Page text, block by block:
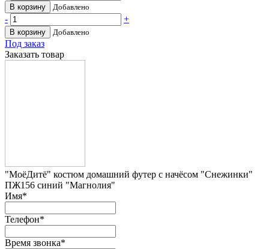
В корзину Добавлено
- +
В корзину Добавлено
Под заказ
Заказать товар
"МоёДитё" костюм домашний футер с начёсом "Снежинки"
ПЖ156 синий "Магнолия"
Имя*
Телефон*
Время звонка*